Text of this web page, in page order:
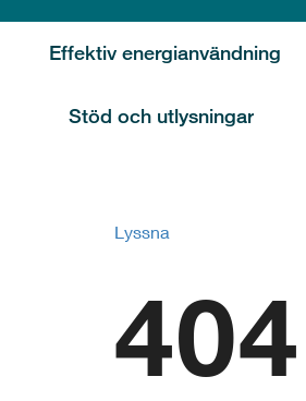
Effektiv energianvändning
Stöd och utlysningar
Lyssna
404